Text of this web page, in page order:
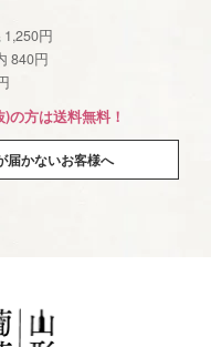
円
840円
の方は送料無料！
届かないお客様へ